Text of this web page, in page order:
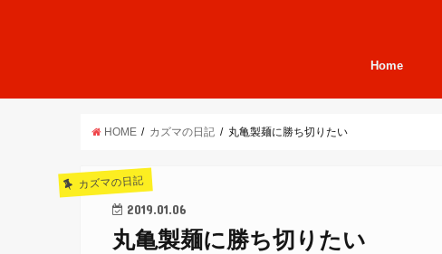
Home
HOME カズマの日記 丸亀製麺に勝ち切りたい
カズマの日記
2019.01.06
丸亀製麺に勝ち切りたい